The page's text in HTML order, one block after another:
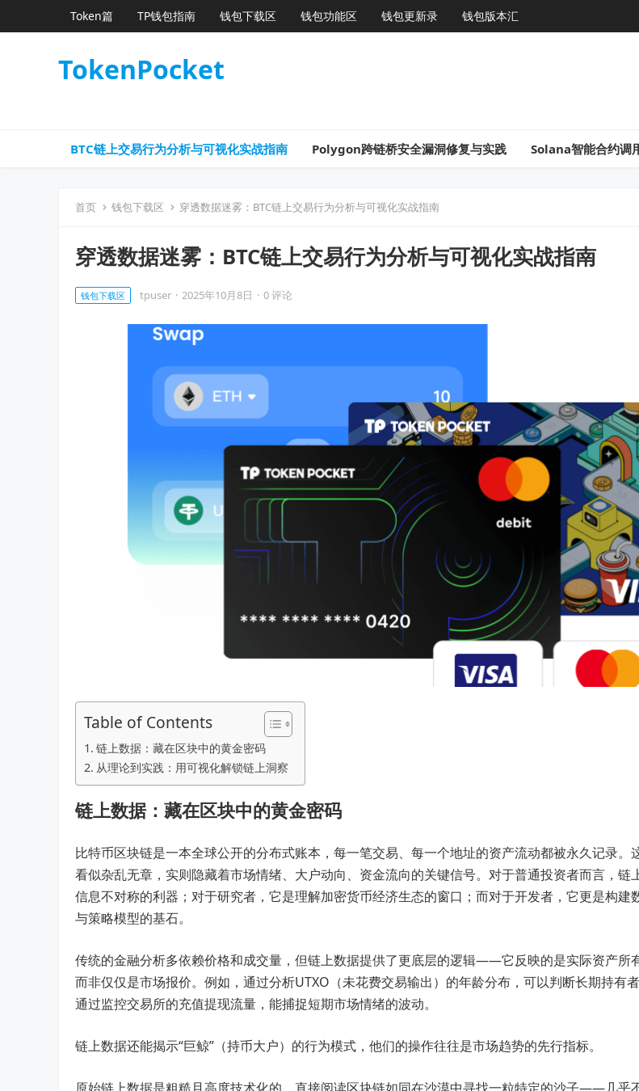
Token篇 TP钱包指南 钱包下载区 钱包功能区 钱包更新录 钱包版本汇
TokenPocket
BTC链上交易行为分析与可视化实战指南 Polygon跨链桥安全漏洞修复与实践 Solana智能合约调
首页 钱包下载区 穿透数据迷雾：BTC链上交易行为分析与可视化实战指南
穿透数据迷雾：BTC链上交易行为分析与可视化实战指南
钱包下载区 tpuser · 2025年10月8日 · 0 评论
Table of Contents
链上数据：藏在区块中的黄金密码
从理论到实践：用可视化解锁链上洞察
链上数据：藏在区块中的黄金密码
比特币区块链是一本全球公开的分布式账本，每一笔交易、每一个地址的资产流动都被永久记录。
看似杂乱无章，实则隐藏着市场情绪、大户动向、资金流向的关键信号。对于普通投资者而言，链
信息不对称的利器；对于研究者，它是理解加密货币经济生态的窗口；而对于开发者，它更是构建
与策略模型的基石。
传统的金融分析多依赖价格和成交量，但链上数据提供了更底层的逻辑——它反映的是实际资产所
而非仅仅是市场报价。例如，通过分析UTXO（未花费交易输出）的年龄分布，可以判断长期持有
通过监控交易所的充值提现流量，能捕捉短期市场情绪的波动。
链上数据还能揭示“巨鲸”（持币大户）的行为模式，他们的操作往往是市场趋势的先行指标。